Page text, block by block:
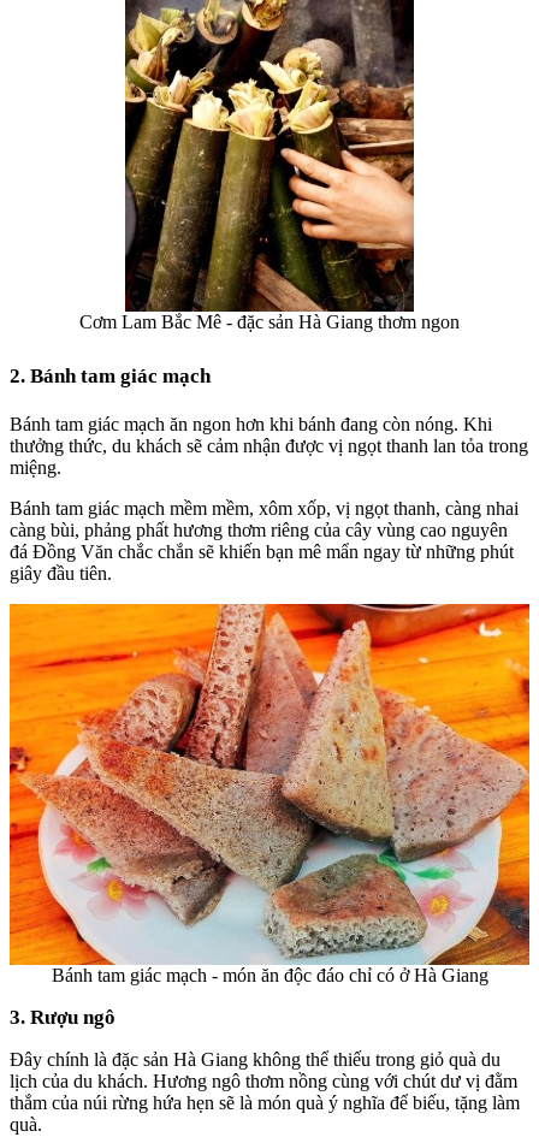
Cơm Lam Bắc Mê - đặc sản Hà Giang thơm ngon
2. Bánh tam giác mạch
Bánh tam giác mạch ăn ngon hơn khi bánh đang còn nóng. Khi
thưởng thức, du khách sẽ cảm nhận được vị ngọt thanh lan tỏa trong
miệng.
Bánh tam giác mạch mềm mềm, xôm xốp, vị ngọt thanh, càng nhai
càng bùi, phảng phất hương thơm riêng của cây vùng cao nguyên
đá Đồng Văn chắc chắn sẽ khiến bạn mê mẩn ngay từ những phút
giây đầu tiên.
Bánh tam giác mạch - món ăn độc đáo chỉ có ở Hà Giang
3. Rượu ngô
Đây chính là đặc sản Hà Giang không thể thiếu trong giỏ quà du
lịch của du khách. Hương ngô thơm nồng cùng với chút dư vị đằm
thắm của núi rừng hứa hẹn sẽ là món quà ý nghĩa để biếu, tặng làm
quà.